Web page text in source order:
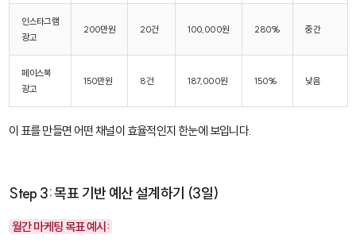
인스타그램
광고
200만원 20건 100,000원 280% 중간
페이스북
광고
150만원 8건 187,000원 150% 낮음
이 표를 만들면 어떤 채널이 효율적인지 한눈에 보입니다.
Step 3: 목표 기반 예산 설계하기 (3일)
월간 마케팅 목표 예시: